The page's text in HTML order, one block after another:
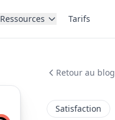
Ressources Tarifs
Retour au blog
Satisfaction